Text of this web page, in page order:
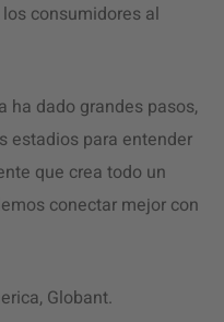
consumidores al
ha dado grandes pasos,
estadios para entender
que crea todo un
conectar mejor con
Globant.